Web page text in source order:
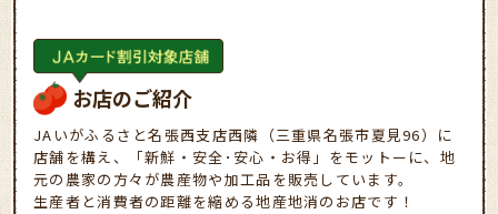
お店のご紹介
JAいがふるさと名張西支店西隣（三重県名張市夏見96）に
店舗を構え、「新鮮・安全･安心・お得」をモットーに、地
元の農家の方々が農産物や加工品を販売しています。
生産者と消費者の距離を縮める地産地消のお店です！